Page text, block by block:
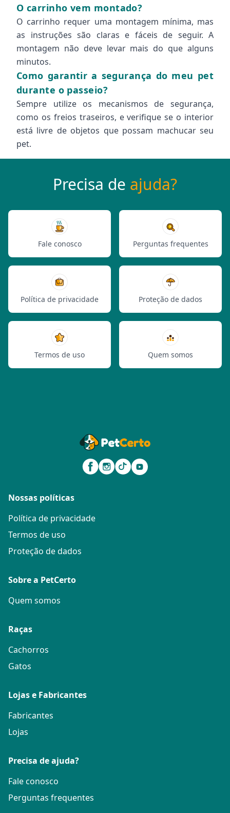
O carrinho vem montado?
O carrinho requer uma montagem mínima, mas
as instruções são claras e fáceis de seguir. A
montagem não deve levar mais do que alguns
minutos.
Como garantir a segurança do meu pet
durante o passeio?
Sempre utilize os mecanismos de segurança,
como os freios traseiros, e verifique se o interior
está livre de objetos que possam machucar seu
pet.
Precisa de ajuda?
Fale conosco Perguntas frequentes
Política de privacidade Proteção de dados
Termos de uso Quem somos
Nossas políticas
Política de privacidade
Termos de uso
Proteção de dados
Sobre a PetCerto
Quem somos
Raças
Cachorros
Gatos
Lojas e Fabricantes
Fabricantes
Lojas
Precisa de ajuda?
Fale conosco
Perguntas frequentes